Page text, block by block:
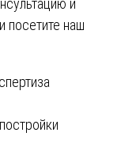
и
посетите наш